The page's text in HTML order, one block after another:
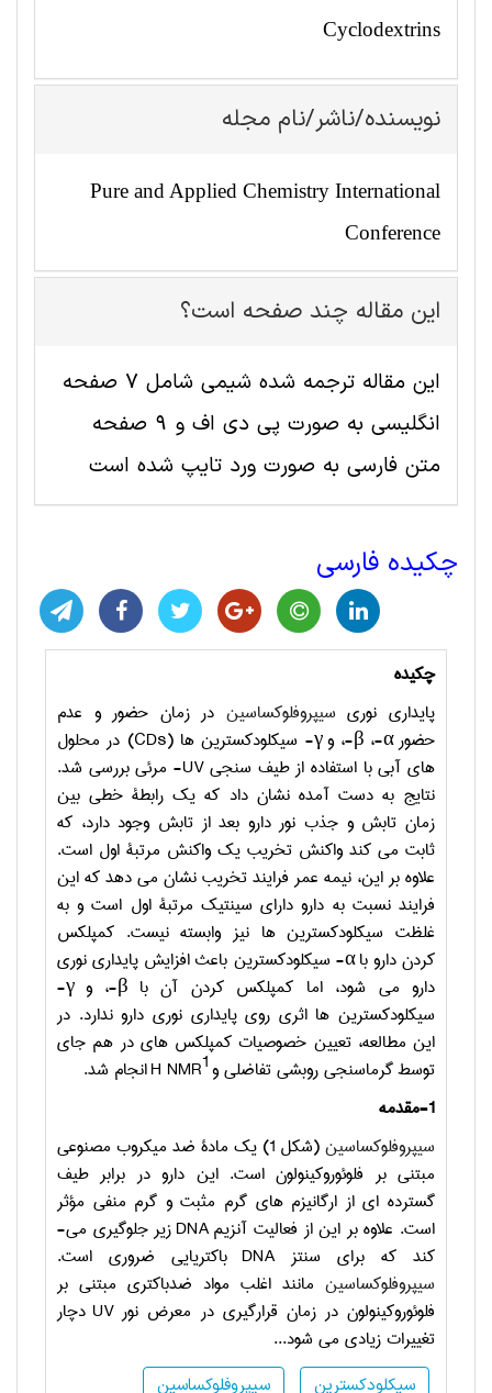
Cyclodextrins
نویسنده/ناشر/نام مجله
Pure and Applied Chemistry International
Conference
این مقاله چند صفحه است؟
این مقاله ترجمه شده شيمی شامل 7 صفحه
انگلیسی به صورت پی دی اف و 9 صفحه
متن فارسی به صورت ورد تایپ شده است
چکیده فارسی
چکیده
پایداری نوریسیپروفلوکساسین در زمان حضور و عدم
حضورα-، β-، وγ- سیکلودکسترین­ ها (CDs) در محلول
­های آبی با استفاده از طیف­ سنجیUV- مرئی بررسی شد.
نتایج به دست آمده نشان داد که یک رابطة خطی بین
زمان تابش و جذب نور دارو بعد از تابش وجود دارد، که
ثابت می­ کند واکنش تخریب یک واکنش مرتبة اول است.
علاوه بر این، نیمه عمر فرایند تخریب نشان می­ دهد که این
فرایند نسبت به دارو دارای سینتیک مرتبة اول است و به
غلظت سیکلودکسترین­ ها نیز وابسته نیست. کمپلکس
کردن دارو باα- سیکلودکسترین باعث افزایش پایداری نوری
دارو می ­شود، اما کمپلکس کردن آن با β-، و γ
-
سیکلودکسترین­ ها اثری روی پایداری نوری دارو ندارد. در
این مطالعه، تعیین خصوصیات کمپلکس­ های در هم جای
توسط گرماسنجی روبشی تفاضلی و1
H NMRانجام شد.
1-مقدمه
سیپروفلوکساسین
(شکل 1) یک مادة ضد میکروب مصنوعی
مبتنی بر فلوئوروکینولون است. این دارو در برابر طیف
گسترده ­ای از ارگانیزم ­های گرم مثبت و گرم منفی مؤثر
است. علاوه بر این از فعالیت آنزیمDNAزیر جلوگیری می­
کند که برای سنتز DNA باکتریایی ضروری است.
سیپروفلوکساسین مانند اغلب مواد ضدباکتری مبتنی بر
فلوئوروکینولون در زمان قرارگیری در معرض نور UV دچار
تغییرات زیادی می ­شود...
سیپروفلوکساسین سیکلودکسترین